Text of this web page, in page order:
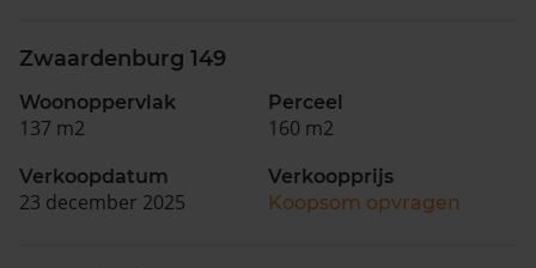
Zwaardenburg 149
Woonoppervlak
137 m2
Perceel
160 m2
Verkoopdatum
23 december 2025
Verkoopprijs
Koopsom opvragen